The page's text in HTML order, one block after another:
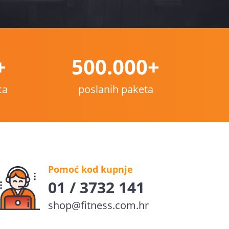
500.000+
poslanih paketa
Pomoć kod kupnje
01 / 3732 141
shop@fitness.com.hr